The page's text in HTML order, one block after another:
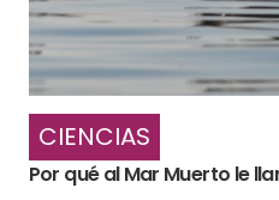
CIENCIAS
Por qué al Mar Muerto le